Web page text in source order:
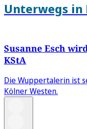
Unterwegs in
Susanne Esch
KStA
Die Wuppertalerin ist
Kölner Westen.